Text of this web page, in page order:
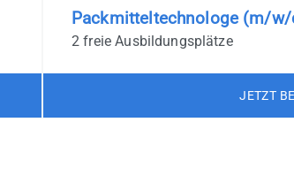
Packmitteltechnologe (m/
2 freie Ausbildungsplätze
JETZT